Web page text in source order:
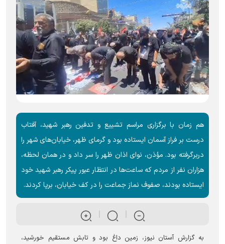
هم زمان با برگزاری مراسم تشییع و تدفین رهبر شهید، آفتاب
درست بر فراز آسمان ایستاده بود و گرمای ظهر، خیابان‌های شهر را
دربرگرفته بود. مؤذن، نوای اذان ظهر را سر داد و در همان لحظه،
هزاران نفر از مردم که ساعت‌ها در انتظار عبور پیکر رهبر شهید خود
ایستاده بودند، صفوف نماز جماعت را در کف خیابان، برپا کردند.
به گزارش آستان نیوز، زمین داغ بود و تابش مستقیم خورشید،